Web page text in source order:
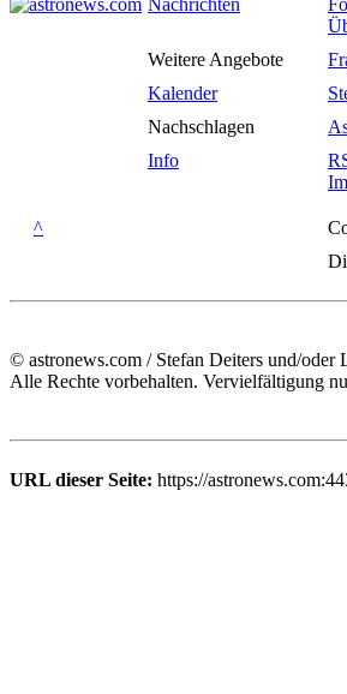
Nachrichten
Weitere Angebote
Kalender
Nachschlagen
Info
^
© astronews.com / Stefan Deiters und/oder
Alle Rechte vorbehalten. Vervielfältigung
URL dieser Seite: https://